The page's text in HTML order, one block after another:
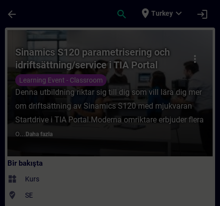
arrow_back search place Turkey expand_more login
Kurs - Sinamics S120 parametrisering
more_vert
Sinamics S120 parametrisering och
idriftsättning/service i TIA Portal
Learning Event - Classroom
Denna utbildning riktar sig till dig som vill lära dig mer
om driftsättning av Sinamics S120 med mjukvaran
Startdrive i TIA Portal.Moderna omriktare erbjuder flera
o... Daha fazla
Bir bakışta
widgets Kurs
where_to_vote SE